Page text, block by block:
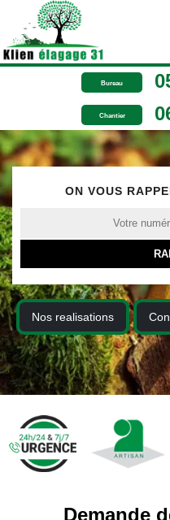
Bureau
Chantier
ON VOUS
Nos realisations
Demande